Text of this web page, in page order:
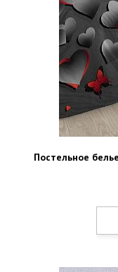
Постельное